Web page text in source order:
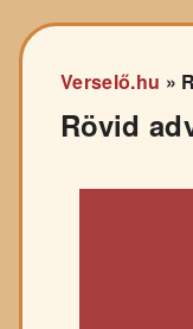
Verselő.hu »
Rövid